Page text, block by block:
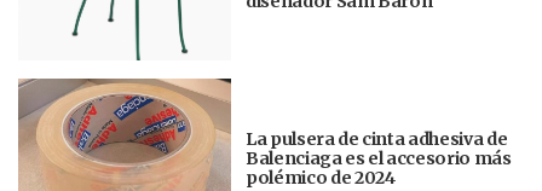
La pulsera de cinta adhesiva de
Balenciaga es el accesorio más
polémico de 2024